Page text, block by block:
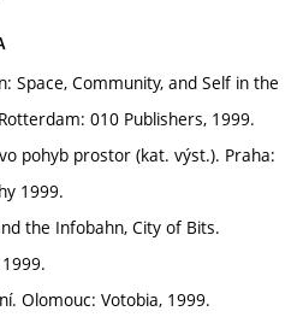
Space, Community, and Self in the
010 Publishers, 1999.
pohyb prostor (kat. výst.). Praha:
1999.
the Infobahn, City of Bits.
Olomouc: Votobia, 1999.